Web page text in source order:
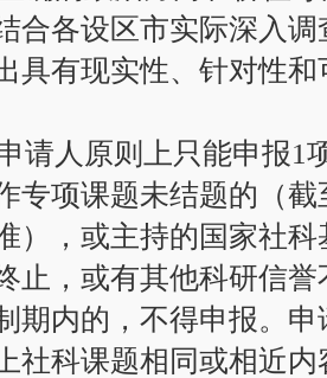
合各设区市实际深入
具有现实性、针对性
请人原则上只能申报
专项课题未结题的（截
），或主持的国家社
止，或有其他科研信
期内的，不得申报。
社科课题相同或相近